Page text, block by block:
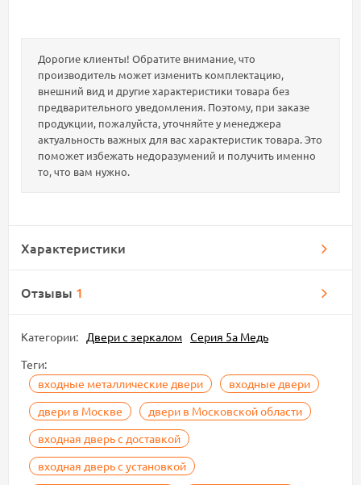
Дорогие клиенты! Обратите внимание, что
производитель может изменить комплектацию,
внешний вид и другие характеристики товара без
предварительного уведомления. Поэтому, при заказе
продукции, пожалуйста, уточняйте у менеджера
актуальность важных для вас характеристик товара. Это
поможет избежать недоразумений и получить именно
то, что вам нужно.
Характеристики
Отзывы 1
Категории: Двери с зеркалом Серия 5а Медь
Теги:
входные металлические двери
входные двери
двери в Москве
двери в Московской области
входная дверь с доставкой
входная дверь с установкой